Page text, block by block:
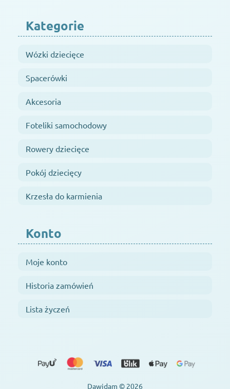
Kategorie
Wózki dziecięce
Spacerówki
Akcesoria
Foteliki samochodowy
Rowery dziecięce
Pokój dziecięcy
Krzesła do karmienia
Konto
Moje konto
Historia zamówień
Lista życzeń
Dawidam © 2026